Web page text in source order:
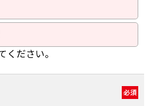
ださい。
必須